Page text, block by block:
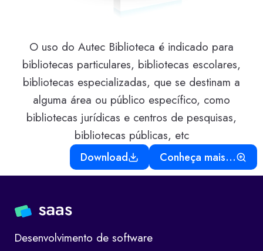
O uso do Autec Biblioteca é indicado para
bibliotecas particulares, bibliotecas escolares,
bibliotecas especializadas, que se destinam a
alguma área ou público específico, como
bibliotecas jurídicas e centros de pesquisas,
bibliotecas públicas, etc
Download Conheça mais…
Desenvolvimento de software